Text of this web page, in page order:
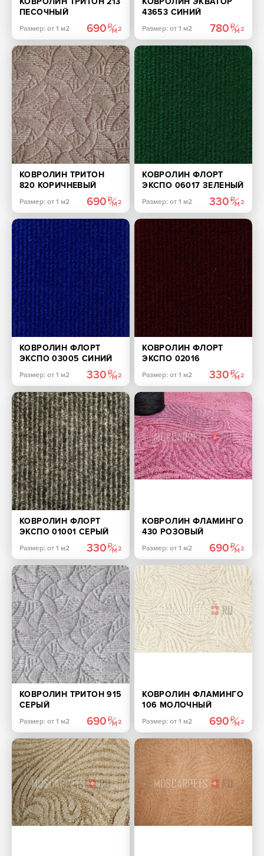
ПЕСОЧНЫЙ
Размер: от 1 м2 690
43653 СИНИЙ
Размер: от 1 м2 780
КОВРОЛИН ТРИТОН
820 КОРИЧНЕВЫЙ
Размер: от 1 м2 690
КОВРОЛИН ФЛОРТ
ЭКСПО 06017 ЗЕЛЕНЫЙ
Размер: от 1 м2 330
КОВРОЛИН ФЛОРТ
ЭКСПО 03005 СИНИЙ
Размер: от 1 м2 330
КОВРОЛИН ФЛОРТ
ЭКСПО 02016
Размер: от 1 м2 330
КОВРОЛИН ФЛОРТ
ЭКСПО 01001 СЕРЫЙ
Размер: от 1 м2 330
КОВРОЛИН ФЛАМИНГО
430 РОЗОВЫЙ
Размер: от 1 м2 690
КОВРОЛИН ТРИТОН 915
СЕРЫЙ
Размер: от 1 м2 690
КОВРОЛИН ФЛАМИНГО
106 МОЛОЧНЫЙ
Размер: от 1 м2 690